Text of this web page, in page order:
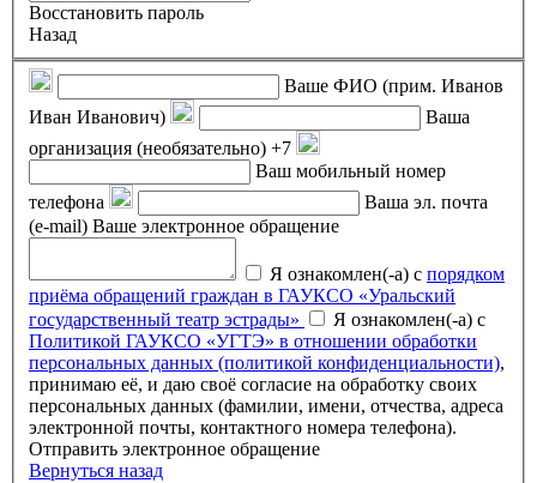
Восстановить пароль
Назад
Ваше ФИО (прим. Иванов
Иван Иванович)
Ваша
организация (необязательно) +7
Ваш мобильный номер
телефона
Ваша эл. почта
(e-mail) Ваше электронное обращение
Я ознакомлен(-а) с порядком
приёма обращений граждан в ГАУКСО «Уральский
государственный театр эстрады»
Я ознакомлен(-а) с
Политикой ГАУКСО «УГТЭ» в отношении обработки
персональных данных (политикой конфиденциальности),
принимаю её, и даю своё согласие на обработку своих
персональных данных (фамилии, имени, отчества, адреса
электронной почты, контактного номера телефона).
Отправить электронное обращение
Вернуться назад